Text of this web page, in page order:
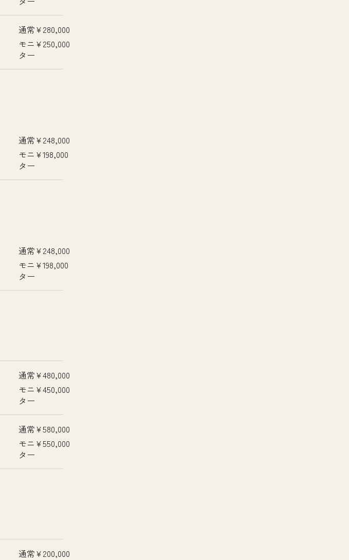
通常¥280,000
モニ
ター
¥250,000
通常¥248,000
モニ
ター
¥198,000
通常¥248,000
モニ
ター
¥198,000
通常¥480,000
モニ
ター
¥450,000
通常¥580,000
モニ
ター
¥550,000
通常¥200,000